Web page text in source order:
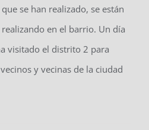
2
se han realizado, se están
en el barrio. Un día
visitado el distrito 2 para
y vecinas de la ciudad